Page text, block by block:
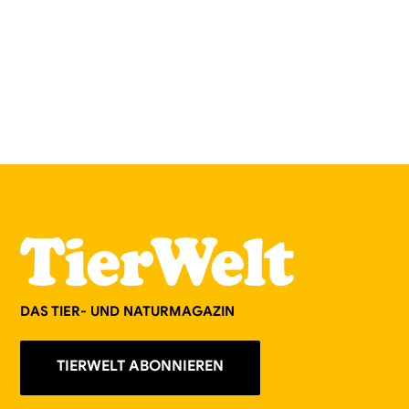
DAS TIER- UND NATURMAGAZIN
TIERWELT ABONNIEREN